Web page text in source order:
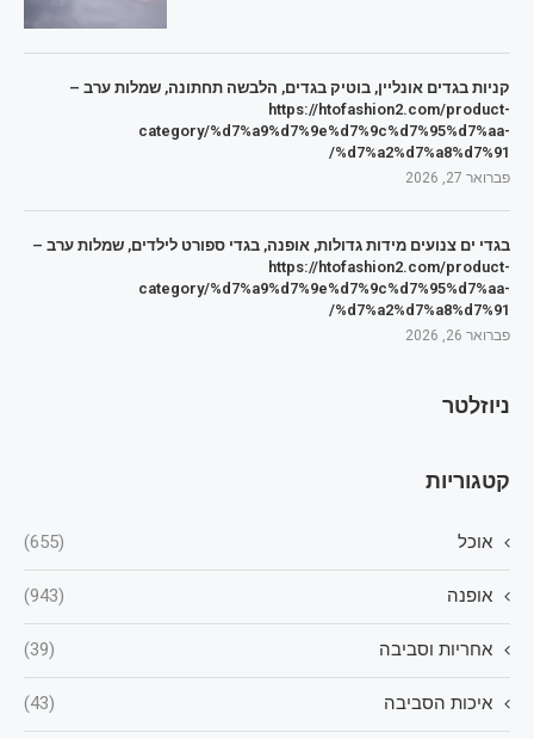
קניות בגדים אונליין, בוטיק בגדים, הלבשה תחתונה, שמלות ערב –
https://htofashion2.com/product-
category/%d7%a9%d7%9e%d7%9c%d7%95%d7%aa-
%d7%a2%d7%a8%d7%91/
פברואר 27, 2026
בגדי ים צנועים מידות גדולות, אופנה, בגדי ספורט לילדים, שמלות ערב –
https://htofashion2.com/product-
category/%d7%a9%d7%9e%d7%9c%d7%95%d7%aa-
%d7%a2%d7%a8%d7%91/
פברואר 26, 2026
ניוזלטר
קטגוריות
אוכל (655)
אופנה (943)
אחריות וסביבה (39)
איכות הסביבה (43)